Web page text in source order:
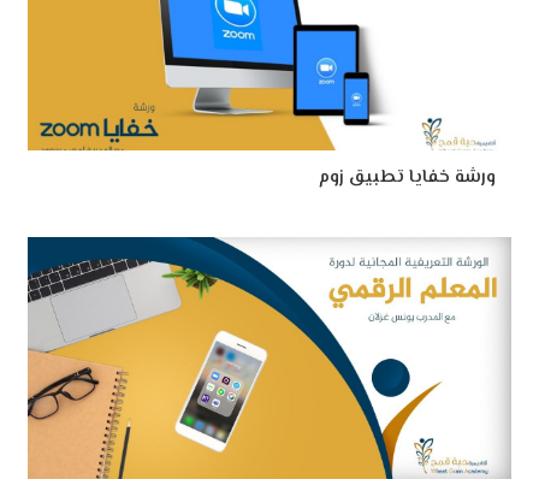
ورشة خفايا تطبيق زوم